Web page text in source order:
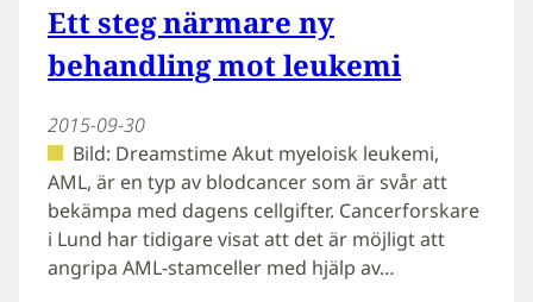
Ett steg närmare ny
behandling mot leukemi
2015-09-30
Bild: Dreamstime Akut myeloisk leukemi,
AML, är en typ av blodcancer som är svår att
bekämpa med dagens cellgifter. Cancerforskare
i Lund har tidigare visat att det är möjligt att
angripa AML-stamceller med hjälp av…